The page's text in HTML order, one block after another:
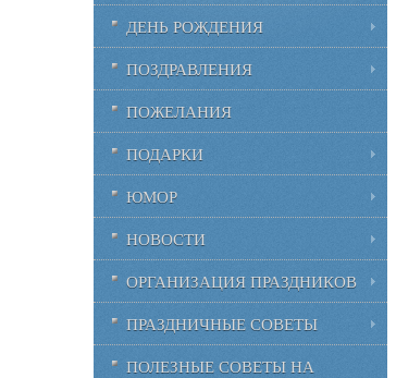
ДЕНЬ РОЖДЕНИЯ
ПОЗДРАВЛЕНИЯ
ПОЖЕЛАНИЯ
ПОДАРКИ
ЮМОР
НОВОСТИ
ОРГАНИЗАЦИЯ ПРАЗДНИКОВ
ПРАЗДНИЧНЫЕ СОВЕТЫ
ПОЛЕЗНЫЕ СОВЕТЫ НА